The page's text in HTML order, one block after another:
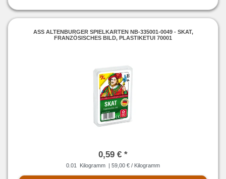
ASS ALTENBURGER SPIELKARTEN NB-335001-0049 - SKAT,
FRANZÖSISCHES BILD, PLASTIKETUI 70001
0,59 € *
0.01 Kilogramm | 59,00 € / Kilogramm